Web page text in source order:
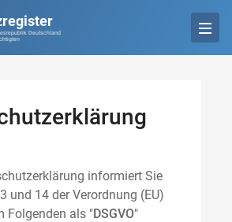
Deutschland
informiert Sie
und 14 der Verordnung (EU)
Folgenden als "DSGVO"